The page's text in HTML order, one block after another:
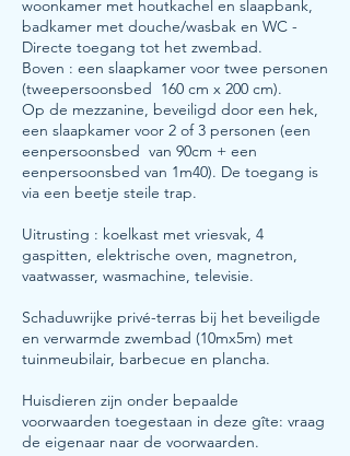
woonkamer met houtkachel en slaapbank,
badkamer met douche/wasbak en WC -
Directe toegang tot het zwembad.
Boven : een slaapkamer voor twee personen
(tweepersoonsbed 160 cm x 200 cm).
Op de mezzanine, beveiligd door een hek,
een slaapkamer voor 2 of 3 personen (een
eenpersoonsbed van 90cm + een
eenpersoonsbed van 1m40). De toegang is
via een beetje steile trap.
Uitrusting : koelkast met vriesvak, 4
gaspitten, elektrische oven, magnetron,
vaatwasser, wasmachine, televisie.
Schaduwrijke privé-terras bij het beveiligde
en verwarmde zwembad (10mx5m) met
tuinmeubilair, barbecue en plancha.
Huisdieren zijn onder bepaalde
voorwaarden toegestaan in deze gîte: vraag
de eigenaar naar de voorwaarden.